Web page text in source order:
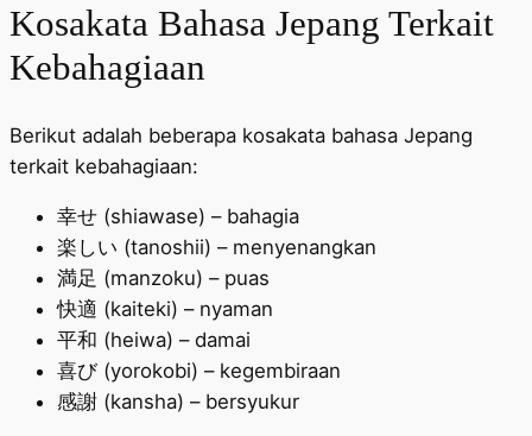
Kosakata Bahasa Jepang Terkait
Kebahagiaan
Berikut adalah beberapa kosakata bahasa Jepang
terkait kebahagiaan:
幸せ (shiawase) – bahagia
楽しい (tanoshii) – menyenangkan
満足 (manzoku) – puas
快適 (kaiteki) – nyaman
平和 (heiwa) – damai
喜び (yorokobi) – kegembiraan
感謝 (kansha) – bersyukur